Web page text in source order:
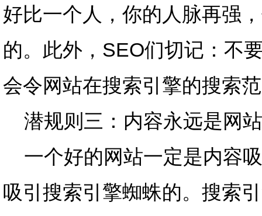
好比一个人，你的人脉再强
的。此外，SEO们切记：不
会令网站在搜索引擎的搜索
潜规则三：内容永远是网
一个好的网站一定是内容
吸引搜索引擎蜘蛛的。搜索